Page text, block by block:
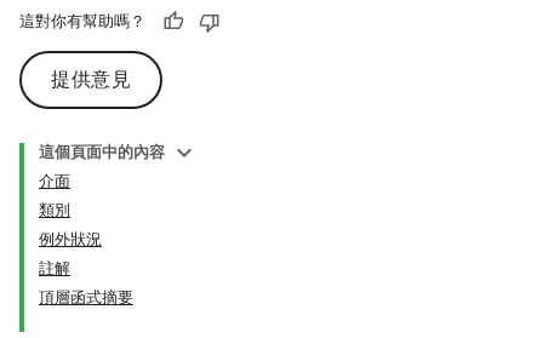
這對你有幫助嗎？
提供意見
這個頁面中的內容
介面
類別
例外狀況
註解
頂層函式摘要